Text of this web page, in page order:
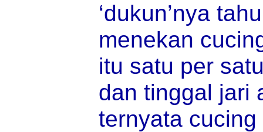
‘dukun’nya
menekan
itu satu per
dan tinggal jari
ternyata